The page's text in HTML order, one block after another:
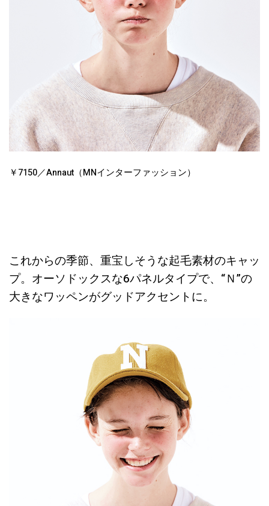
￥7150／Annaut（MNインターファッション）
これからの季節、重宝しそうな起毛素材のキャッ
プ。オーソドックスな6パネルタイプで、“Ｎ”の
大きなワッペンがグッドアクセントに。